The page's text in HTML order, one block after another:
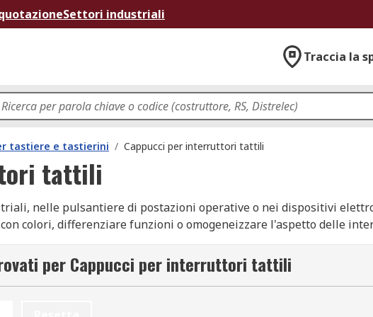
Settori industriali
Traccia la
tastiere e tastierini / Cappucci per interruttori tattili
tattili
nelle pulsantiere di postazioni operative o nei dispositivi
colori, differenziare funzioni o omogeneizzare l'aspetto delle
metallo, con grado IP67/IP60 e conformità RoHS. Che tu debba
o standardizzare un quadro di comando, ogni accessorio è
per Cappucci per interruttori tattili